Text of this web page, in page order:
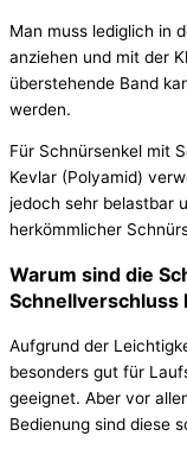
Man muss lediglich in
anziehen und mit der
überstehende Band
werden.
Für Schnürsenkel mit
Kevlar (Polyamid)
jedoch sehr belastbar
herkömmlicher
Warum sind die
Schnellverschluss
Aufgrund der
besonders gut für
geeignet. Aber vor
Bedienung sind diese